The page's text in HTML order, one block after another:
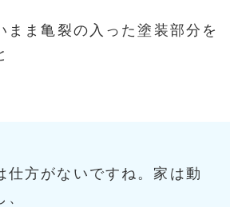
まま亀裂の入った塗装部分を
仕方がないですね。家は動